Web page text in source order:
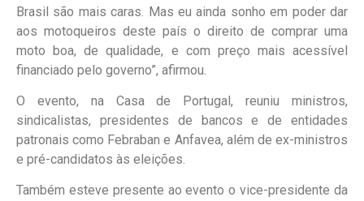
Brasil são mais caras. Mas eu ainda sonho em poder dar
aos motoqueiros deste país o direito de comprar uma
moto boa, de qualidade, e com preço mais acessível
financiado pelo governo”, afirmou.
O evento, na Casa de Portugal, reuniu ministros,
sindicalistas, presidentes de bancos e de entidades
patronais como Febraban e Anfavea, além de ex-ministros
e pré-candidatos às eleições.
Também esteve presente ao evento o vice-presidente da